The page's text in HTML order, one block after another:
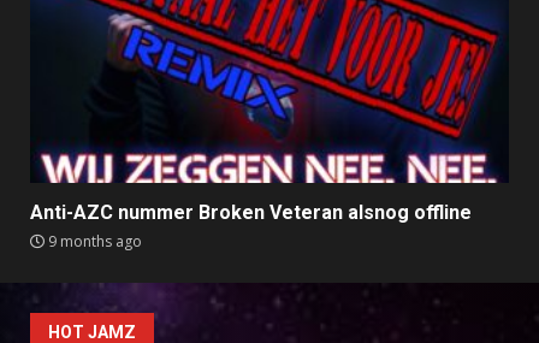
Anti-AZC nummer Broken Veteran alsnog offline
9 months ago
HOT JAMZ